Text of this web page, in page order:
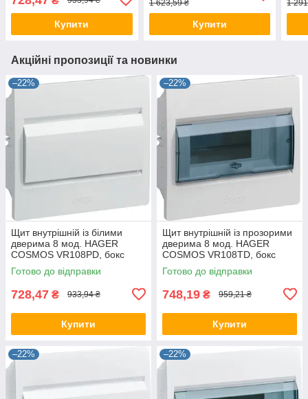
Купити
автоматів
1 623,59 ₴
Купити
1
Акційні пропозиції та новинки
–22%
Щит внутрішній із білими
дверима 8 мод. HAGER
COSMOS VR108PD, бокс
Хагер, шафа КОСМОС
розподільний
Готово до відправки
728,47 ₴ 933,94 ₴
Купити
–22%
Щит внутрішній із прозорими
дверима 8 мод. HAGER
COSMOS VR108TD, бокс
Хагер, шафа КОСМОС
розподільний
Готово до відправки
748,19 ₴ 959,21 ₴
Купити
–22% –22%